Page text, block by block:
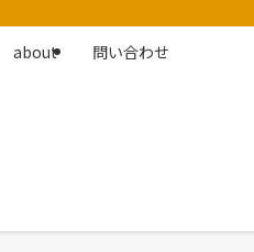
about 問い合わせ